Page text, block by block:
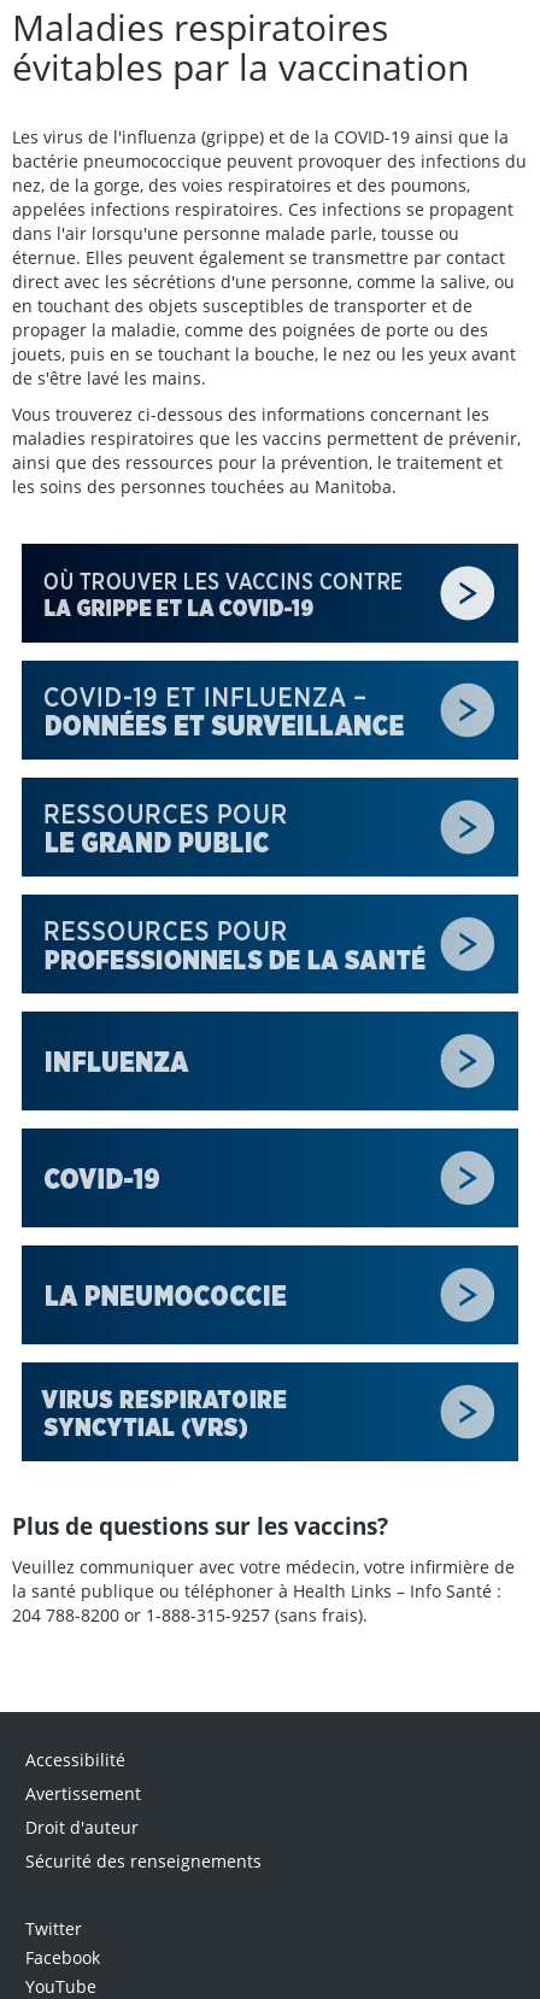
Maladies respiratoires
évitables par la vaccination
Les virus de l'influenza (grippe) et de la COVID-19 ainsi que la
bactérie pneumococcique peuvent provoquer des infections du
nez, de la gorge, des voies respiratoires et des poumons,
appelées infections respiratoires. Ces infections se propagent
dans l'air lorsqu'une personne malade parle, tousse ou
éternue. Elles peuvent également se transmettre par contact
direct avec les sécrétions d'une personne, comme la salive, ou
en touchant des objets susceptibles de transporter et de
propager la maladie, comme des poignées de porte ou des
jouets, puis en se touchant la bouche, le nez ou les yeux avant
de s'être lavé les mains.
Vous trouverez ci-dessous des informations concernant les
maladies respiratoires que les vaccins permettent de prévenir,
ainsi que des ressources pour la prévention, le traitement et
les soins des personnes touchées au Manitoba.
Plus de questions sur les vaccins?
Veuillez communiquer avec votre médecin, votre infirmière de
la santé publique ou téléphoner à Health Links – Info Santé :
204 788-8200 or 1-888-315-9257 (sans frais).
Accessibilité
Avertissement
Droit d'auteur
Sécurité des renseignements
Twitter
Facebook
YouTube